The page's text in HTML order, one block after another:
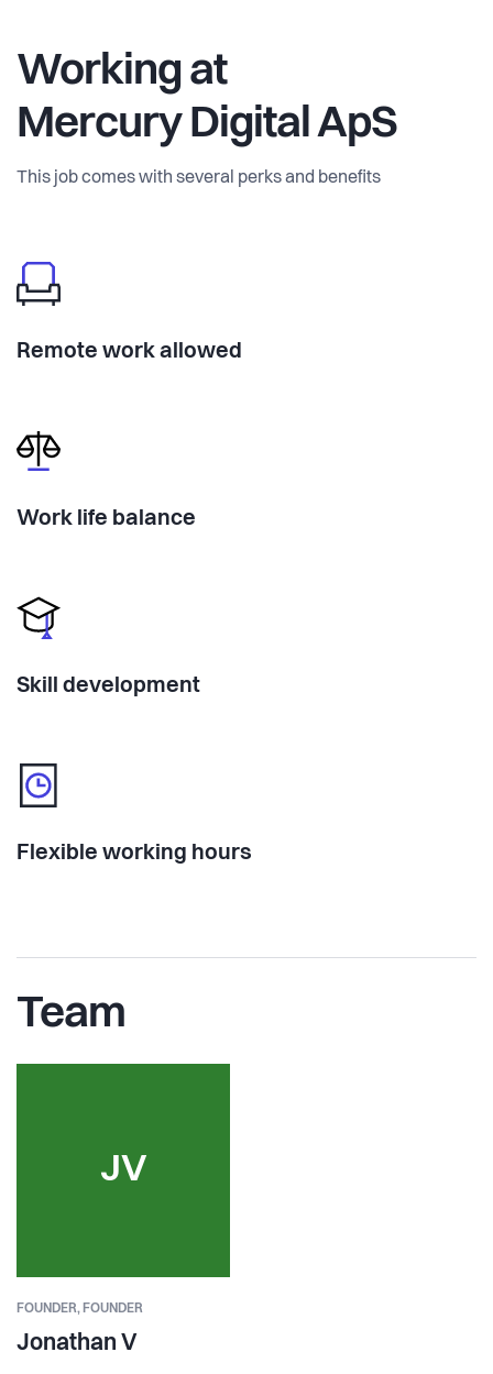
Working at
Mercury Digital ApS
This job comes with several perks and benefits
Remote work allowed
Work life balance
Skill development
Flexible working hours
Team
JV
FOUNDER, FOUNDER
Jonathan V